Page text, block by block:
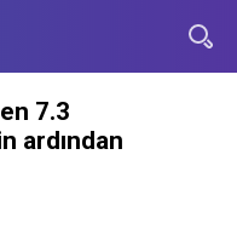
7.3
ardından